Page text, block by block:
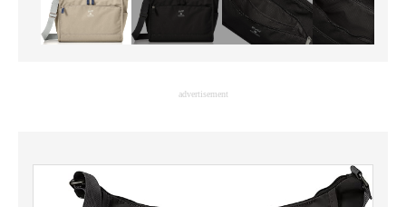
ITエンジニア向け専門サイト
モノづくり技術者専門サイト
advertisement